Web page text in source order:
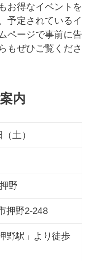
お得なイベントを
予定されているイ
ページで事前に告
もぜひご覧くださ
内
（土）
野
押野2-248
野駅」より徒歩